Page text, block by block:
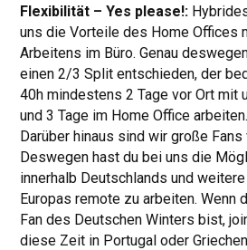
Flexibilität – Yes please!:
uns die Vorteile des Home Offices
Arbeitens im Büro. Genau
einen 2/3 Split entschieden, der
40h mindestens 2 Tage vor Ort mit
und 3 Tage im Home Office
Darüber hinaus sind wir große
Deswegen hast du bei uns die
innerhalb Deutschlands und
Europas remote zu arbeiten. Wenn
Fan des Deutschen Winters bist,
diese Zeit in Portugal oder